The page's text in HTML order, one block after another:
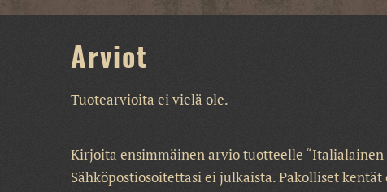
Arviot
Tuotearvioita ei vielä ole.
Kirjoita ensimmäinen arvio tuotteelle
Sähköpostiosoitettasi ei julkaista.Pakolliset